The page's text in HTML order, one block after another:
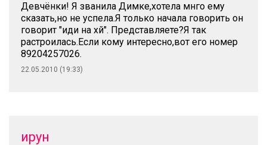
Девчёнки! Я званила Димке,хотела мнго ему
сказать,но не успела.Я только начала говорить он
говорит "иди на хй". Представляете?Я так
растроилась.Если кому интересно,вот его номер
89204257026.
22.05.2010 (19:33)
ирун